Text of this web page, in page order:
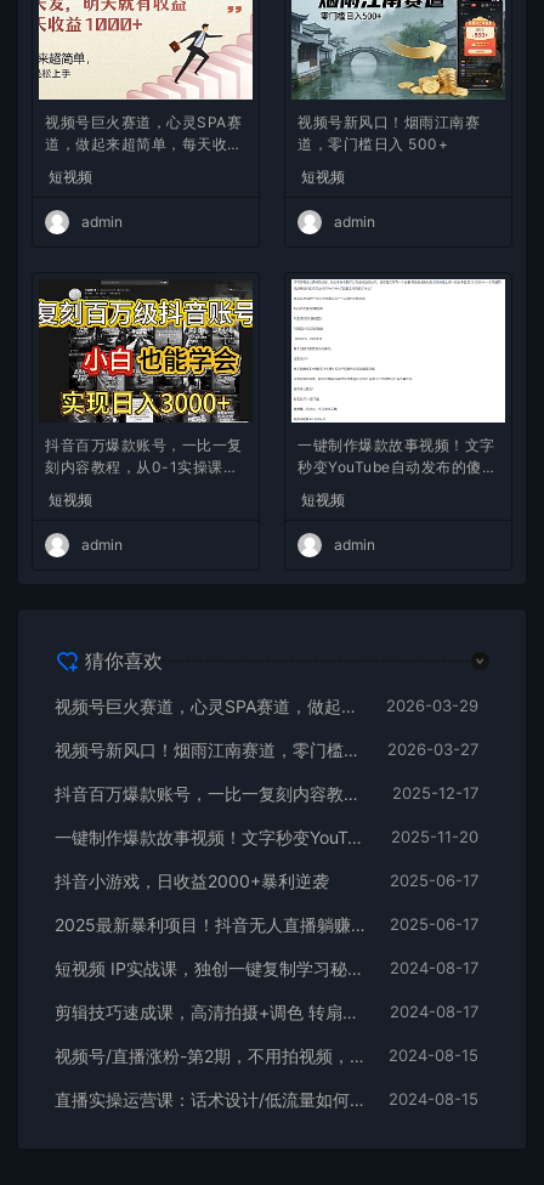
视频号巨火赛道，心灵SPA赛
道，做起来超简单，每天收益
800+
短视频
admin
视频号新风口！烟雨江南赛
道，零门槛日入 500+
短视频
admin
抖音百万爆款账号，一比一复
刻内容教程，从0-1实操课，
入10w+
短视频
admin
一键制作爆款故事视频！文字
秒变YouTube自动发布的傻瓜
短视频
admin
猜你喜欢
视频号巨火赛道，心灵SPA赛道，做起来超简单，每天收益800+ 2026-03-29
视频号新风口！烟雨江南赛道，零门槛日入 500+ 2026-03-27
抖音百万爆款账号，一比一复刻内容教程，从0-1实操课，小白也能学会，复制爆款，月入10w+ 2025-12-17
一键制作爆款故事视频！文字秒变YouTube自动发布的傻瓜式教程 2025-11-20
抖音小游戏，日收益2000+暴利逆袭 2025-06-17
2025最新暴利项目！抖音无人直播躺赚攻略！抖音无人直播3.0玩法！0门槛… 2025-06-17
短视频 IP实战课，独创一键复制学习秘籍，转战新领域，月赚五万轻松行 2024-08-17
剪辑技巧速成课，高清拍摄+调色 转扇子，建筑-抠图精通，新手秒变剪辑专家 2024-08-17
视频号/直播涨粉-第2期，不用拍视频，不用卖货，在直播间做菜，就可以搞钱 2024-08-15
直播实操运营课：话术设计/低流量如何提升/话术框架/全场燃爆/非常干货 2024-08-15